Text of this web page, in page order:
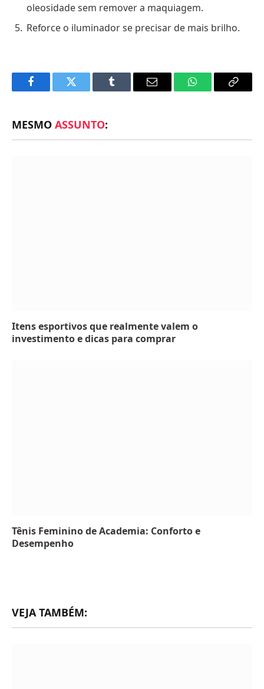
oleosidade sem remover a maquiagem.
Reforce o iluminador se precisar de mais brilho.
FacebookTwitter Tumblr Email WhatsAppCopy
MESMO ASSUNTO:
Itens esportivos que realmente valem o
investimento e dicas para comprar
Tênis Feminino de Academia: Conforto e
Desempenho
VEJA TAMBÉM: